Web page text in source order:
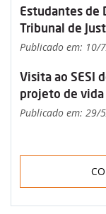
Estudantes de
Tribunal de
Publicado em: 10/
Visita ao SESI
projeto de vida
Publicado em: 29/